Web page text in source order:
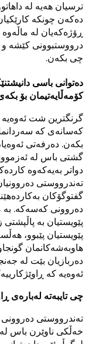
ترسیان هەیە لە
دەکەن چونکە
ڕۆژەکەیان لە
درووستبوونی کێشە و
چی بکەن.
دەتوانی باسی
کۆمەڵایەتیمان بۆ
گرنگترین شت
کەسانەی کە
بکەن. دەرفەتی
گشتی باس لە
دواتر بەیەکەوە
تەندرووستی
گفتوگۆکان
دەروونی کەسەکە. بە
پێویستیان بە
پێویستیان پێبوو،
هاوبەشەکانمان
دەربازیان بێت لە
ئەوەیە کە
چی تایبەتە لەبارەی
تەندرووستی دەروونی
خەڵکی ناوێرن باس